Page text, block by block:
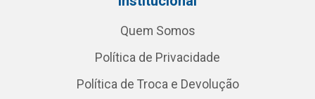
Quem Somos
Política de Privacidade
Política de Troca e Devolução